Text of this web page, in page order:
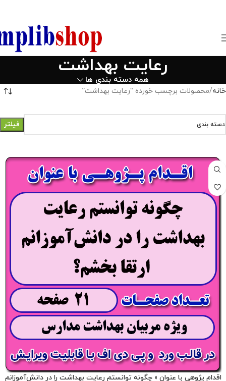
رعایت بهداشت
همه دسته بندی ها
خانه محصولات برچسب خورده “رعایت بهداشت”
دسته بندی فیلتر
اقدام پژوهی با عنوان « چگونه توانستم رعایت بهداشت را در دانش‌آموزانم